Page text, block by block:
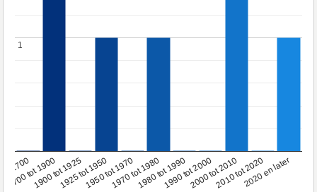
1700
1700 tot 1900
1900 tot 19251925 tot 19501950 tot 19701970 tot 19801980 tot 19901990 tot 20002000 tot 20102010 tot 20202020 en later
1
1